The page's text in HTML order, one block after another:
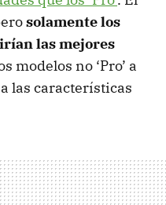
solamente los
las mejores
modelos no ‘Pro’ a
las características